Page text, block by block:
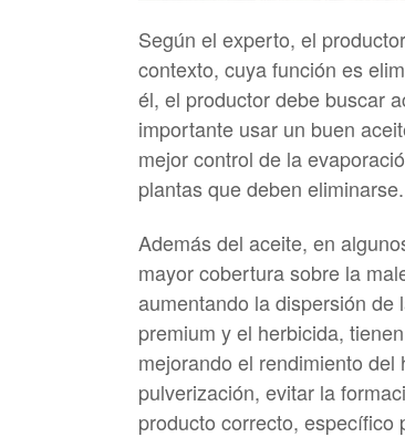
Según el experto, el
contexto, cuya función es
él, el productor debe buscar
importante usar un buen
mejor control de la
plantas que deben
Además del aceite, en
mayor cobertura sobre la
aumentando la dispersión de
premium y el herbicida,
mejorando el rendimiento
pulverización, evitar la
producto correcto, específico